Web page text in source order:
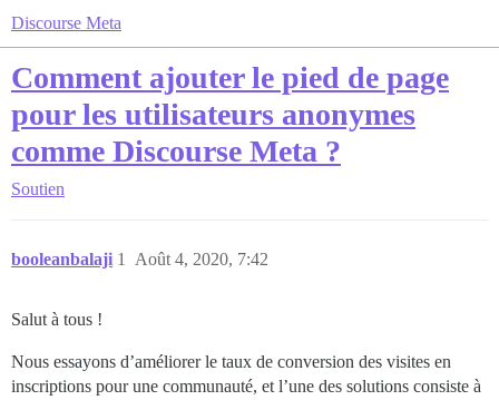
Discourse Meta
Comment ajouter le pied de page
pour les utilisateurs anonymes
comme Discourse Meta ?
Soutien
booleanbalaji Août 4, 2020, 7:42
1
Salut à tous !
Nous essayons d’améliorer le taux de conversion des visites en
inscriptions pour une communauté, et l’une des solutions consiste à